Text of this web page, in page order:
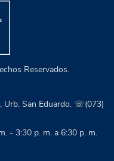
Reservados.
Urb. San Eduardo. ☏(073)
- 3:30 p. m. a 6:30 p. m.